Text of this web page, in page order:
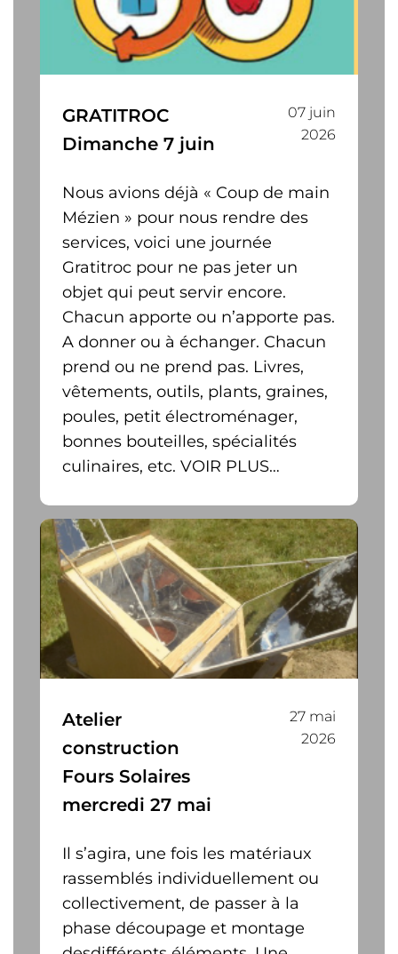
GRATITROC
Dimanche 7 juin
07 juin
2026
Nous avions déjà « Coup de main
Mézien » pour nous rendre des
services, voici une journée
Gratitroc pour ne pas jeter un
objet qui peut servir encore.
Chacun apporte ou n’apporte pas.
A donner ou à échanger. Chacun
prend ou ne prend pas. Livres,
vêtements, outils, plants, graines,
poules, petit électroménager,
bonnes bouteilles, spécialités
culinaires, etc. VOIR PLUS…
Atelier
construction
Fours Solaires
mercredi 27 mai
27 mai
2026
Il s’agira, une fois les matériaux
rassemblés individuellement ou
collectivement, de passer à la
phase découpage et montage